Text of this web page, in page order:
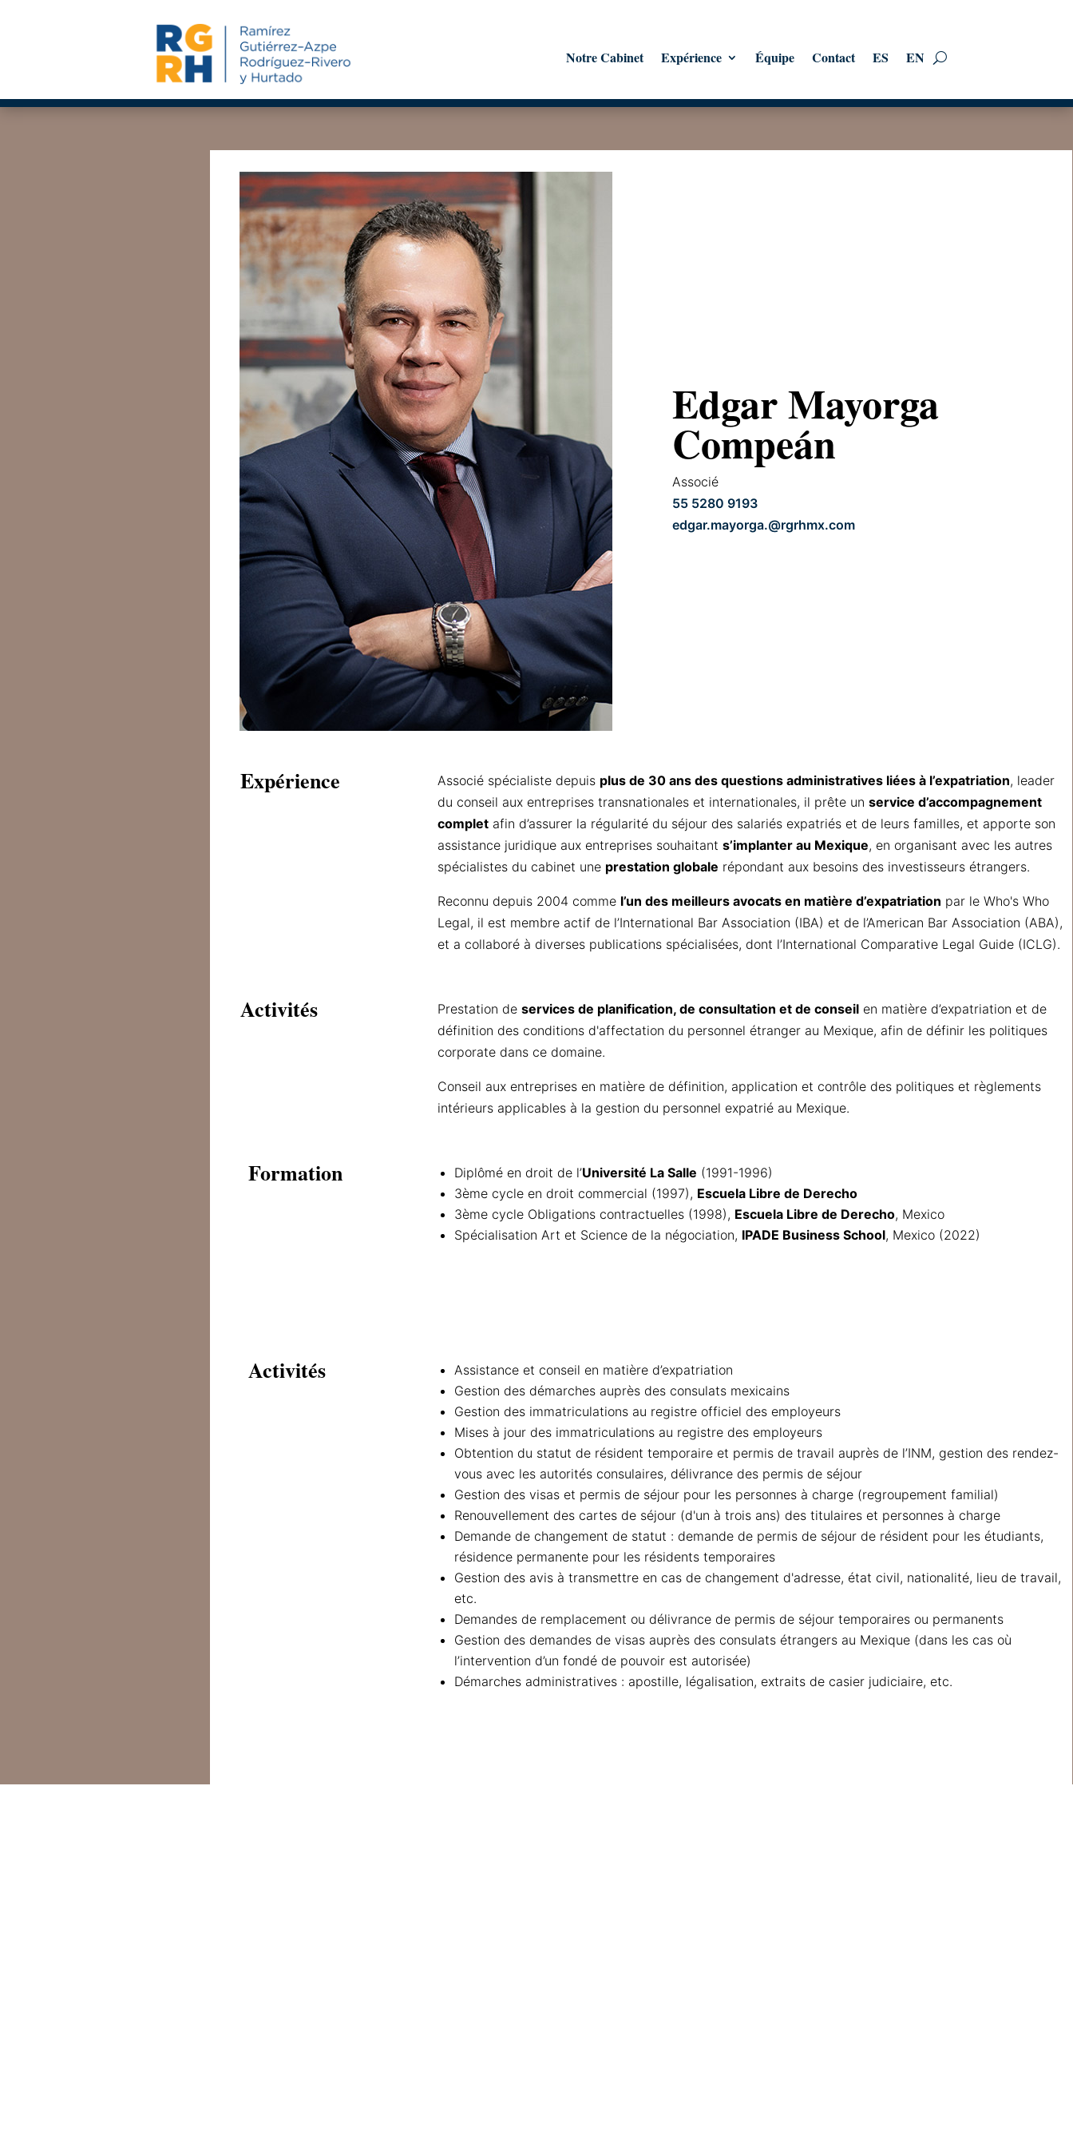
Notre Cabinet Expérience Équipe Contact ES EN
Edgar Mayorga
Compeán
Associé
55 5280 9193
edgar.mayorga.@rgrhmx.com
Expérience Associé spécialiste depuis plus de 30 ans des questions administratives liées à l’expatriation, leader
du conseil aux entreprises transnationales et internationales, il prête un service d’accompagnement
completafin d’assurer la régularité du séjour des salariés expatriés et de leurs familles, et apporte son
assistance juridique aux entreprises souhaitant s’implanter au Mexique, en organisant avec les autres
spécialistes du cabinet une prestation globale répondant aux besoins des investisseurs étrangers.
Reconnu depuis 2004 comme l’un des meilleurs avocats en matière d’expatriation par le Who's Who
Legal, il est membre actif de l’International Bar Association (IBA) et de l’American Bar Association (ABA),
et a collaboré à diverses publications spécialisées, dont l’International Comparative Legal Guide (ICLG).
Activités Prestation de services de planification, de consultation et de conseilen matière d’expatriation et de
définition des conditions d'affectation du personnel étranger au Mexique, afin de définir les politiques
corporate dans ce domaine.
Conseil aux entreprises en matière de définition, application et contrôle des politiques et règlements
intérieurs applicables à la gestion du personnel expatrié au Mexique.
Formation Diplômé en droit de l’Université La Salle (1991-1996)
3ème cycle en droit commercial (1997), Escuela Libre de Derecho
3ème cycle Obligations contractuelles (1998), Escuela Libre de Derecho, Mexico
Spécialisation Art et Science de la négociation, IPADE Business School, Mexico (2022)
Activités
Assistance et conseil en matière d’expatriation
Gestion des démarches auprès des consulats mexicains
Gestion des immatriculations au registre officiel des employeurs
Mises à jour des immatriculations au registre des employeurs
Obtention du statut de résident temporaire et permis de travail auprès de l’INM, gestion des rendez-
vous avec les autorités consulaires, délivrance des permis de séjour
Gestion des visas et permis de séjour pour les personnes à charge (regroupement familial)
Renouvellement des cartes de séjour (d'un à trois ans) des titulaires et personnes à charge
Demande de changement de statut : demande de permis de séjour de résident pour les étudiants,
résidence permanente pour les résidents temporaires
Gestion des avis à transmettre en cas de changement d'adresse, état civil, nationalité, lieu de travail,
etc.
Demandes de remplacement ou délivrance de permis de séjour temporaires ou permanents
Gestion des demandes de visas auprès des consulats étrangers au Mexique (dans les cas où
l’intervention d’un fondé de pouvoir est autorisée)
Démarches administratives : apostille, légalisation, extraits de casier judiciaire, etc.